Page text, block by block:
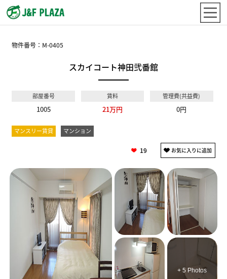
物件番号： M-0405
スカイコート神田弐番館
部屋番号
1005
賃料
21万円
管理費(共益費)
0円
マンスリー賃貸 マンション
19
+ 5 Photos